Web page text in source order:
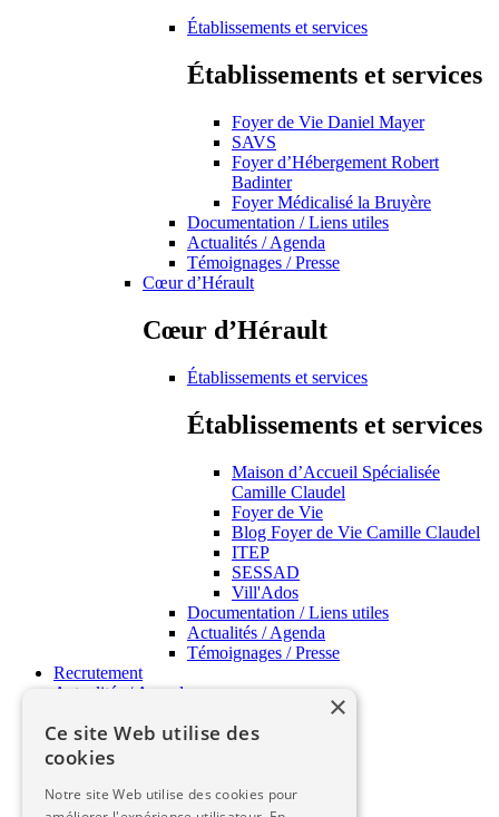
Établissements et services
Établissements et services
Foyer de Vie Daniel Mayer
SAVS
Foyer d’Hébergement Robert
Badinter
Foyer Médicalisé la Bruyère
Documentation / Liens utiles
Actualités / Agenda
Témoignages / Presse
Cœur d’Hérault
Cœur d’Hérault
Établissements et services
Établissements et services
Maison d’Accueil Spécialisée
Camille Claudel
Foyer de Vie
Blog Foyer de Vie Camille Claudel
ITEP
SESSAD
Vill'Ados
Documentation / Liens utiles
Actualités / Agenda
Témoignages / Presse
Recrutement
Actualités / Agenda
APSH34 Pratique
×
Ce site Web utilise des
cookies
Notre site Web utilise des cookies pour